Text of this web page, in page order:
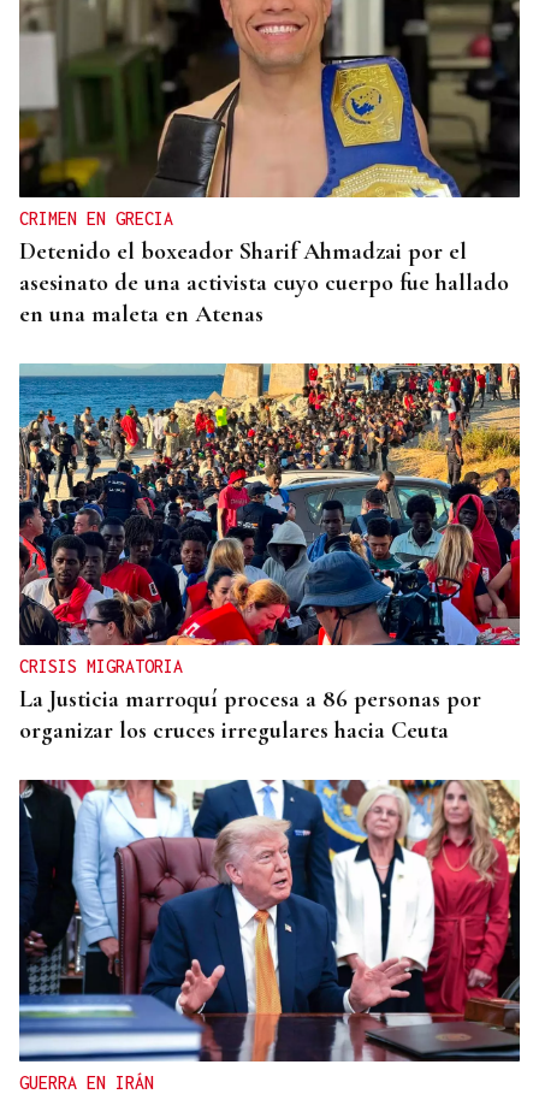
CRIMEN EN GRECIA
Detenido el boxeador Sharif Ahmadzai por el
asesinato de una activista cuyo cuerpo fue hallado
en una maleta en Atenas
CRISIS MIGRATORIA
La Justicia marroquí procesa a 86 personas por
organizar los cruces irregulares hacia Ceuta
GUERRA EN IRÁN